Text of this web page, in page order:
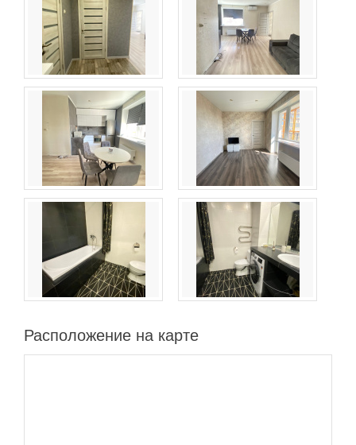
Расположение на карте